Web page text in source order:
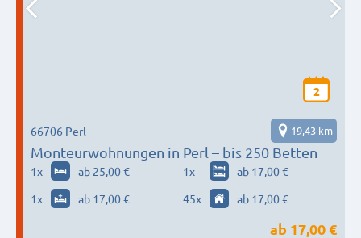
2
Monteurwohnungen in Perl – bis 250 Betten
66706 Perl 19,43 km
1x ab 25,00 € 1x
ab 17,00 €
1x ab 17,00 € 45x ab 17,00 €
ab 17,00 €